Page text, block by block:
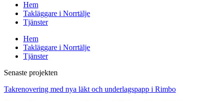
Hem
Takläggare i Norrtälje
Tjänster
Hem
Takläggare i Norrtälje
Tjänster
Senaste projekten
Takrenovering med nya läkt och underlagspapp i Rimbo